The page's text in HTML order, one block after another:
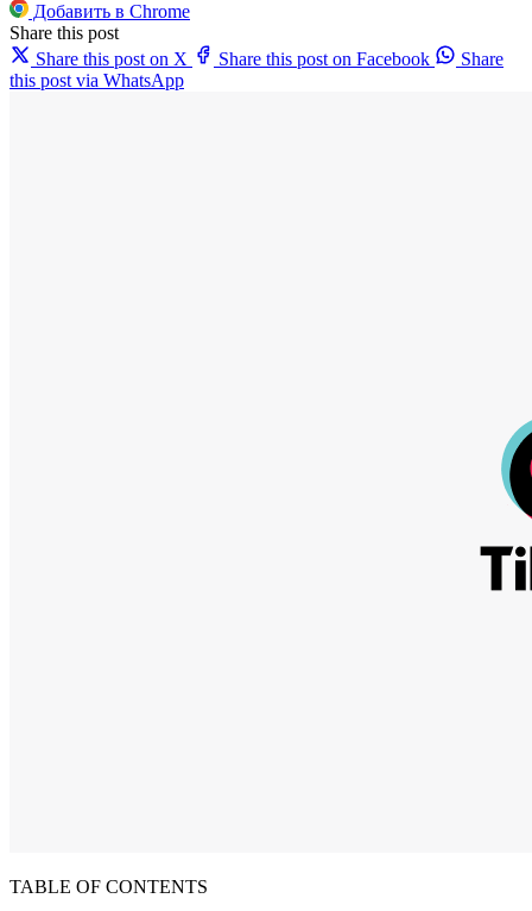
Добавить в Chrome
Share this post
Share this post on X
Share this post on Facebook
Share
this post via WhatsApp
TABLE OF CONTENTS